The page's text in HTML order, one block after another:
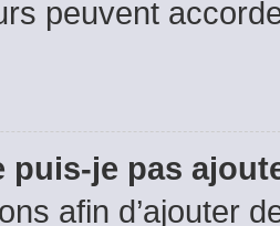
peuvent
puis-je pas
afin d’ajouter